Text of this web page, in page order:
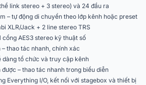
+48 V
2 x TRS 1/4", +4 dBu nominal, ±24
dB trim
XLR cân bằng, TRS 1/4" A/B, max
+22 dBu, <75 Ω trở kháng
2 kênh, 44.1-96 kHz, balanced
XLR
link stereo + 3 stereo) và 24 đầu ra
– tự động di chuyển theo lớp kênh hoặc preset
XLR/Jack + 2 line stereo TRS
cổng AES3 stereo kỹ thuật số
thao tác nhanh, chính xác
tổ chức và truy cập kênh
– thao tác nhanh trong biểu diễn
Everything I/O, kết nối với stagebox và thiết bị